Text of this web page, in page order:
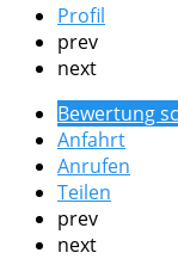
Profil
prev
next
Bewertung
Anfahrt
Anrufen
Teilen
prev
next